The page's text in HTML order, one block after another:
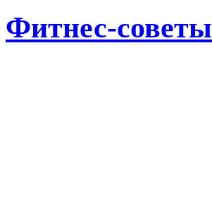
Фитнес-советы